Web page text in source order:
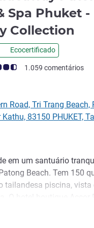
Spa Phuket -
Collection
Ecocertificado
Avis (Classificação ALL)
1.059 comentários
Road, Tri Trang Beach,
83150 PHUKET,
em um santuário
Beach. Tem 150
tailandesa piscina, vista
2 rest e bar no